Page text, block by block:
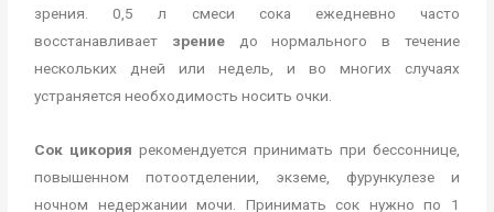
зрения. 0,5 л смеси сока ежедневно часто
восстанавливает зрение до нормального в течение
нескольких дней или недель, и во многих случаях
устраняется необходимость носить очки.
Сок цикориярекомендуется принимать при бессоннице,
повышенном потоотделении, экземе, фурункулезе и
ночном недержании мочи. Принимать сок нужно по 1